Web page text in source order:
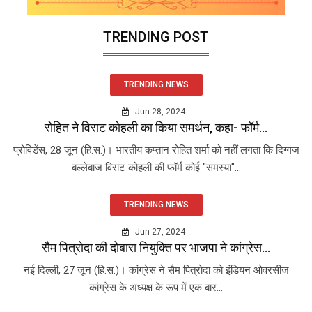
TRENDING POST
TRENDING NEWS
Jun 28, 2024
रोहित ने विराट कोहली का किया समर्थन, कहा- फॉर्म...
प्रोविडेंस, 28 जून (हि.स.)। भारतीय कप्तान रोहित शर्मा को नहीं लगता कि दिग्गज
बल्लेबाज विराट कोहली की फॉर्म कोई "समस्या"...
TRENDING NEWS
Jun 27, 2024
सैम पित्रोदा की दोबारा नियुक्ति पर भाजपा ने कांग्रेस...
नई दिल्ली, 27 जून (हि.स.)। कांग्रेस ने सैम पित्रोदा को इंडियन ओवरसीज
कांग्रेस के अध्यक्ष के रूप में एक बार...